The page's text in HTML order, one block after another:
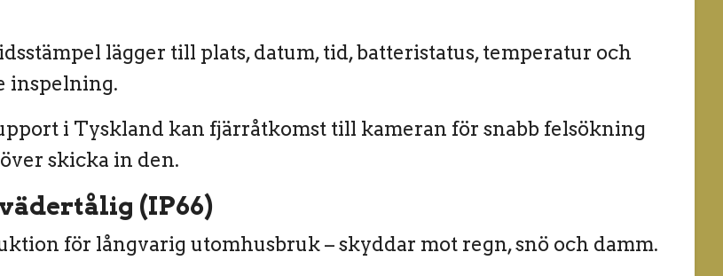
lägger till plats, datum, tid, batteristatus, temperatur och
inspelning.
i Tyskland kan fjärråtkomst till kameran för snabb felsökning
skicka in den.
(IP66)
för långvarig utomhusbruk – skyddar mot regn, snö och damm.